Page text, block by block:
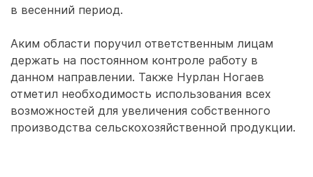
в весенний период.
Аким области поручил ответственным лицам
держать на постоянном контроле работу в
данном направлении. Также Нурлан Ногаев
отметил необходимость использования всех
возможностей для увеличения собственного
производства сельскохозяйственной продукции.